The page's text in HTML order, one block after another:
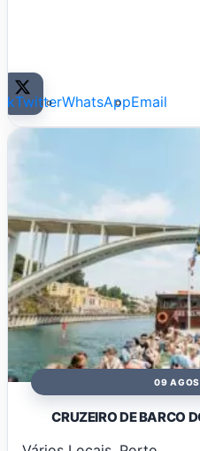
TwitterWhatsAppEmail
09
CRUZEIRO DE BARCO